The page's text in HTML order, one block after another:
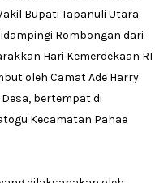
Bupati Tapanuli Utara
Rombongan dari
Hari Kemerdekaan RI
oleh Camat Ade Harry
bertempat di
Kecamatan Pahae